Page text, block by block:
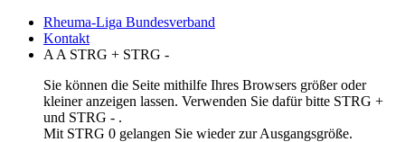
Rheuma-Liga Bundesverband
Kontakt
A A STRG + STRG -
Sie können die Seite mithilfe Ihres Browsers größer oder
kleiner anzeigen lassen. Verwenden Sie dafür bitte STRG +
und STRG - .
Mit STRG 0 gelangen Sie wieder zur Ausgangsgröße.